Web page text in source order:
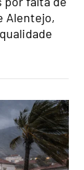
Alentejo,